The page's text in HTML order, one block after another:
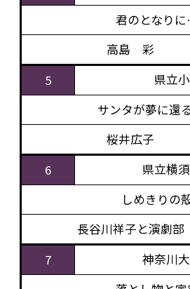
君のとなり
高島 彩
5
県立
サンタが夢に還
桜井広子
6
県立横
しめきりの
長谷川祥子と演劇部
7
神奈川